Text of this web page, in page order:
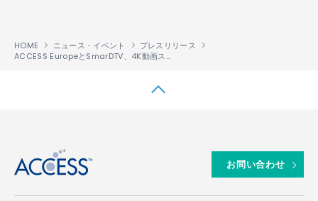
HOME ニュース・イベント
プレスリリース
ACCESS EuropeとSmarDTV、4K動画ストリーミング配信パッケージとコンテンツの統合ソリューションにより、事業者の動画ストリーミング配信サービスを拡充
お問い合わせ